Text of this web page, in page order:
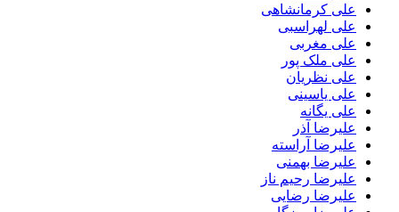
علی کرمانشاهی
علی لهراسبی
علی مغربی
علی ملک پور
علی نظریان
علی یاسینی
علی یگانه
علیرضا آذر
علیرضا آراسته
علیرضا بهمنی
علیرضا رحیم ناز
علیرضا رضایی